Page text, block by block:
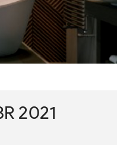
2021